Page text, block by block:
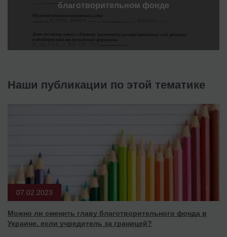
благотворительном фонде
Наши публикации по этой тематике
07.02.2023
Можно ли сменить главу благотворительного фонда в
Украине, если учредитель за границей?